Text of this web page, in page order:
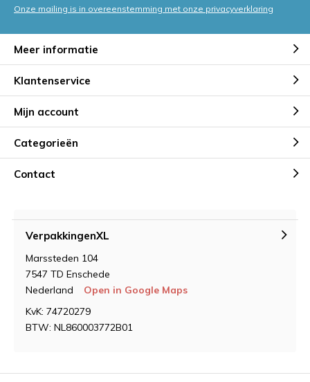
Onze mailing is in overeenstemming met onze privacyverklaring
Meer informatie
Klantenservice
Mijn account
Categorieën
Contact
VerpakkingenXL
Marssteden 104
7547 TD Enschede
Nederland
Open in Google Maps
KvK: 74720279
BTW: NL860003772B01